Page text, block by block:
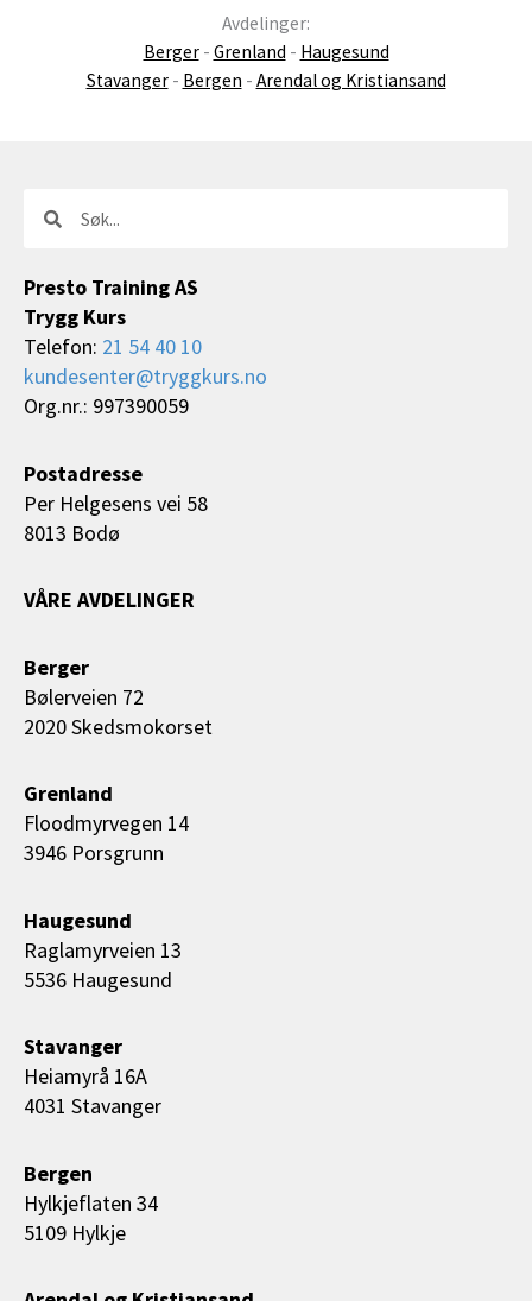
Avdelinger:
Berger- Grenland - Haugesund
Stavanger- Bergen - Arendal og Kristiansand
Presto Training AS
Trygg Kurs
Telefon: 21 54 40 10
kundesenter@tryggkurs.no
Org.nr.: 997390059
Postadresse
Per Helgesens vei 58
8013 Bodø
VÅRE AVDELINGER
Berger
Bølerveien 72
2020 Skedsmokorset
Grenland
Floodmyrvegen 14
3946 Porsgrunn
Haugesund
Raglamyrveien 13
5536 Haugesund
Stavanger
Heiamyrå 16A
4031 Stavanger
Bergen
Hylkjeflaten 34
5109 Hylkje